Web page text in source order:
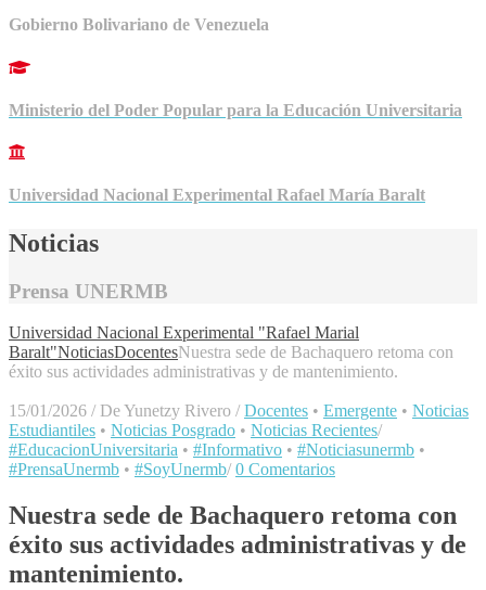
Gobierno Bolivariano de Venezuela
Ministerio del Poder Popular para la Educación Universitaria
Universidad Nacional Experimental Rafael María Baralt
Noticias
Prensa UNERMB
Universidad Nacional Experimental "Rafael Marial
Baralt"NoticiasDocentesNuestra sede de Bachaquero retoma con
éxito sus actividades administrativas y de mantenimiento.
15/01/2026 / De Yunetzy Rivero / Docentes • Emergente • Noticias
Estudiantiles • Noticias Posgrado • Noticias Recientes/
#EducacionUniversitaria • #Informativo • #Noticiasunermb •
#PrensaUnermb • #SoyUnermb/ 0 Comentarios
Nuestra sede de Bachaquero retoma con
éxito sus actividades administrativas y de
mantenimiento.